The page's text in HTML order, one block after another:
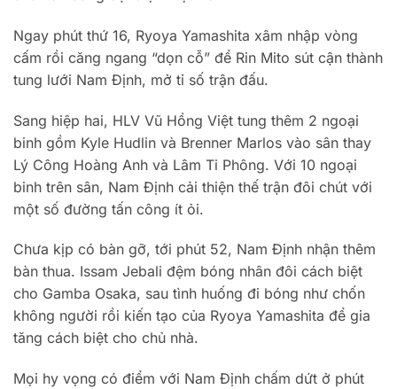
Ngay phút thứ 16, Ryoya Yamashita xâm nhập vòng
cấm rồi căng ngang “dọn cỗ” để Rin Mito sút cận thành
tung lưới Nam Định, mở tỉ số trận đấu.
Sang hiệp hai, HLV Vũ Hồng Việt tung thêm 2 ngoại
binh gồm Kyle Hudlin và Brenner Marlos vào sân thay
Lý Công Hoàng Anh và Lâm Ti Phông. Với 10 ngoại
binh trên sân, Nam Định cải thiện thế trận đôi chút với
một số đường tấn công ít ỏi.
Chưa kịp có bàn gỡ, tới phút 52, Nam Định nhận thêm
bàn thua. Issam Jebali đệm bóng nhân đôi cách biệt
cho Gamba Osaka, sau tình huống đi bóng như chốn
không người rồi kiến tạo của Ryoya Yamashita để gia
tăng cách biệt cho chủ nhà.
Mọi hy vọng có điểm với Nam Định chấm dứt ở phút